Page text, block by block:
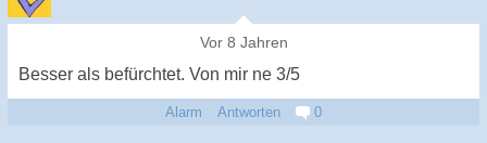
Vor 8 Jahren
Besser als befürchtet. Von mir ne 3/5
Alarm Antworten 0